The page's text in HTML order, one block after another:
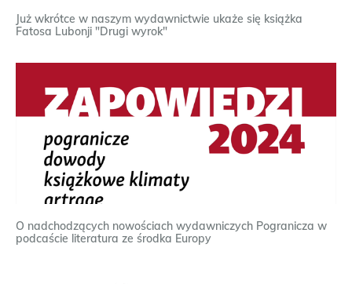
Już wkrótce w naszym wydawnictwie ukaże się książka
Fatosa Lubonji "Drugi wyrok"
O nadchodzących nowościach wydawniczych Pogranicza w
podcaście literatura ze środka Europy